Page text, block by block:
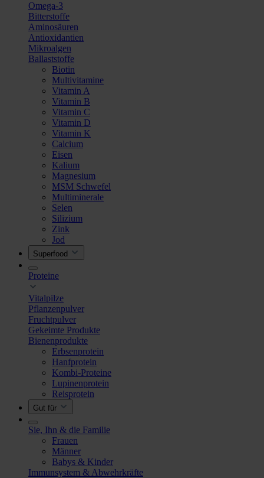
Omega-3
Bitterstoffe
Aminosäuren
Antioxidantien
Mikroalgen
Ballaststoffe
Biotin
Multivitamine
Vitamin A
Vitamin B
Vitamin C
Vitamin D
Vitamin K
Calcium
Eisen
Kalium
Magnesium
MSM Schwefel
Multiminerale
Selen
Silizium
Zink
Jod
Superfood
Proteine
Vitalpilze
Pflanzenpulver
Fruchtpulver
Gekeimte Produkte
Bienenprodukte
Erbsenprotein
Hanfprotein
Kombi-Proteine
Lupinenprotein
Reisprotein
Gut für
Sie, Ihn & die Familie
Frauen
Männer
Babys & Kinder
Immunsystem & Abwehrkräfte